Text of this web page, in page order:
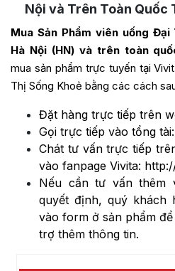
Nội và Trên Toàn Quốc
Mua Sản Phẩm viên uống
Hà Nội (HN) và trên toàn
mua sản phẩm trực tuyến tại
Thị Sống Khoẻ bằng các cách
Đặt hàng trực tiếp trên
Gọi trực tiếp vào tổng tài:
Chát tư vấn trực tiếp
vào fanpage Vivita:
Nếu cần tư vấn thêm
quyết định, quý khách
vào form ở sản phẩm
trợ thêm thông tin.